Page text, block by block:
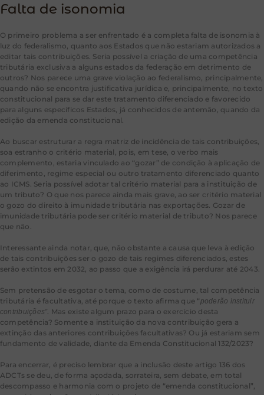
Falta de isonomia
O primeiro problema a ser enfrentado é a completa falta de isonomia à
luz do federalismo, quanto aos Estados que não estariam autorizados a
editar tais contribuições. Seria possível a criação de uma competência
tributária exclusiva a alguns estados da federação em detrimento de
outros? Nos parece uma grave violação ao federalismo, principalmente,
quando não se encontra justificativa jurídica e, principalmente, no texto
constitucional para se dar este tratamento diferenciado e favorecido
para alguns específicos Estados, já conhecidos de antemão, quando da
edição da emenda constitucional.
Ao buscar estruturar a regra matriz de incidência de tais contribuições,
soa estranho o critério material, pois, em tese, o verbo mais
complemento, estaria vinculado ao “gozar” de condição à aplicação de
diferimento, regime especial ou outro tratamento diferenciado quanto
ao ICMS. Seria possível adotar tal critério material para a instituição de
um tributo? O que nos parece ainda mais grave, ao ser critério material
o gozo do direito à imunidade tributária nas exportações. Gozar de
imunidade tributária pode ser critério material de tributo? Nos parece
que não.
Interessante ainda notar, que, não obstante a causa que leva à edição
de tais contribuições ser o gozo de tais regimes diferenciados, estes
serão extintos em 2032, ao passo que a exigência irá perdurar até 2043.
Sem pretensão de esgotar o tema, como de costume, tal competência
tributária é facultativa, até porque o texto afirma que “poderão instituir
contribuições”. Mas existe algum prazo para o exercício desta
competência? Somente a instituição da nova contribuição gera a
extinção das anteriores contribuições facultativas? Ou já estariam sem
fundamento de validade, diante da Emenda Constitucional 132/2023?
Para encerrar, é preciso lembrar que a inclusão deste artigo 136 dos
ADCTs se deu, de forma açodada, sorrateira, sem debate, em total
descompasso e harmonia com o projeto de “emenda constitucional”,